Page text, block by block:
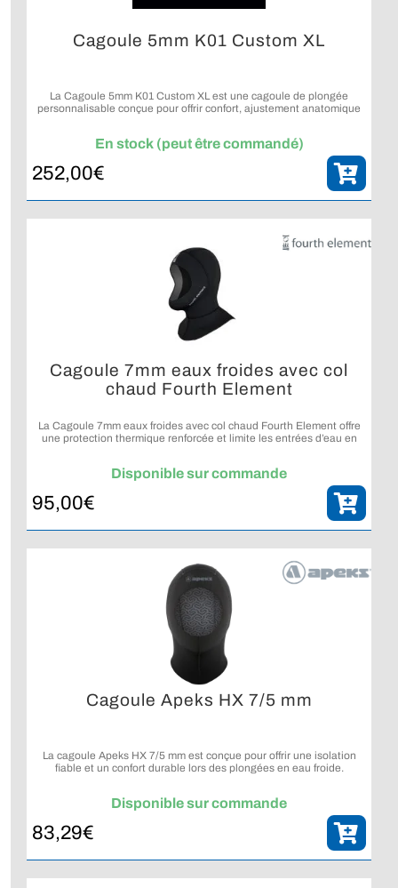
Cagoule 5mm K01 Custom XL
La Cagoule 5mm K01 Custom XL est une cagoule de plongée
personnalisable conçue pour offrir confort, ajustement anatomique
En stock (peut être commandé)
252,00€
Cagoule 7mm eaux froides avec col
chaud Fourth Element
La Cagoule 7mm eaux froides avec col chaud Fourth Element offre
une protection thermique renforcée et limite les entrées d’eau en
Disponible sur commande
95,00€
Cagoule Apeks HX 7/5 mm
La cagoule Apeks HX 7/5 mm est conçue pour offrir une isolation
fiable et un confort durable lors des plongées en eau froide.
Disponible sur commande
83,29€